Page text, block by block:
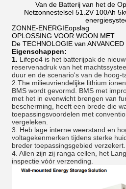
Van de Batterij van het de
Netzonnestelsel 51.2V 100Ah
ZONNE-ENERGIEopslag
OPLOSSING VOOR WOON MET
De TECHNOLOGIE van
Eigenschappen:
1. Lifepo4 is het batterijpak de
reservenadruk van het
duur en de scenario's van de hoog-
2.The milieuvriendelijke lithium
BMS wordt gevormd. BMS met
met het in evenwicht brengen van
bescherming, heeft een brede die
toepassingsvoordelen met
vergeleken.
3. Heb lage interne weerstand en
voltagekenmerken tijdens sterke
breder toepassingsgebied verzekert.
4. Allen zijn zij ranga cellen, het
inspectie vóór verzending.